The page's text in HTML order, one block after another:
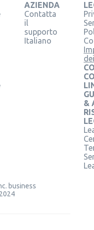
AZIENDA
Contatta
il
supporto
Italiano
&
business